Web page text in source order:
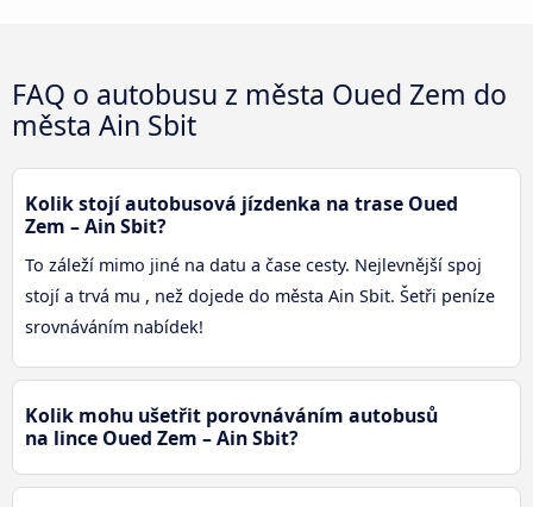
FAQ o autobusu z města Oued Zem do
města Ain Sbit
Kolik stojí autobusová jízdenka na trase Oued
Zem – Ain Sbit?
To záleží mimo jiné na datu a čase cesty. Nejlevnější spoj
stojí a trvá mu , než dojede do města Ain Sbit. Šetři peníze
srovnáváním nabídek!
Kolik mohu ušetřit porovnáváním autobusů
na lince Oued Zem – Ain Sbit?